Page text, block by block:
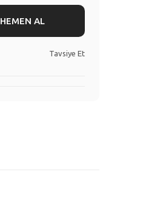
HEMEN AL
Tavsiye Et